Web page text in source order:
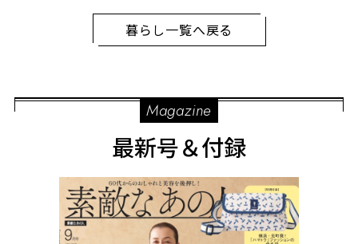
暮らし一覧へ戻る
Magazine
最新号＆付録